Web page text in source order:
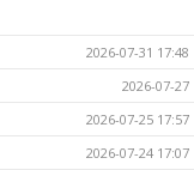
2026-07-31 17:48
2026-07-27
2026-07-25 17:57
2026-07-24 17:07